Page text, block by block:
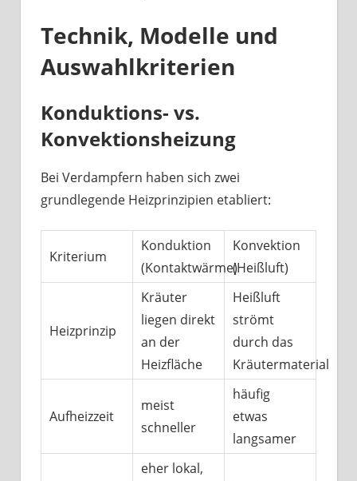
Technik, Modelle und
Auswahlkriterien
Konduktions- vs.
Konvektionsheizung
Bei Verdampfern haben sich zwei
grundlegende Heizprinzipien etabliert:
Kriterium
Konduktion
(Kontaktwärme)
Konvektion
(Heißluft)
Heizprinzip
Kräuter
liegen direkt
an der
Heizfläche
Heißluft
strömt
durch das
Kräutermaterial
Aufheizzeit
meist
schneller
häufig
etwas
langsamer
eher lokal,